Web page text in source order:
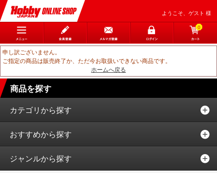
ようこそ、ゲスト 様
0
申し訳ございません。
ご指定の商品は販売終了か、ただ今お取扱いできない商品です。
ホームへ戻る
商品を探す
カテゴリから探す
おすすめから探す
ジャンルから探す